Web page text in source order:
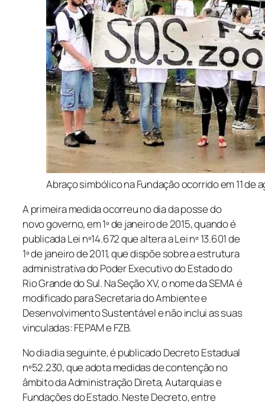
Abraço simbólico na Fundação ocorrido em 11 de
A primeira medida ocorreu no dia da posse do
novo governo, em 1º de janeiro de 2015, quando é
publicada Lei nº14.672 que altera a Lei nº 13.601 de
1º de janeiro de 2011, que dispõe sobre a estrutura
administrativa do Poder Executivo do Estado do
Rio Grande do Sul. Na Seção XV, o nome da SEMA é
modificado para Secretaria do Ambiente e
Desenvolvimento Sustentável e não inclui as suas
vinculadas: FEPAM e FZB.
No dia dia seguinte, é publicado Decreto Estadual
nº52.230, que adota medidas de contenção no
âmbito da Administração Direta, Autarquias e
Fundações do Estado. Neste Decreto, entre